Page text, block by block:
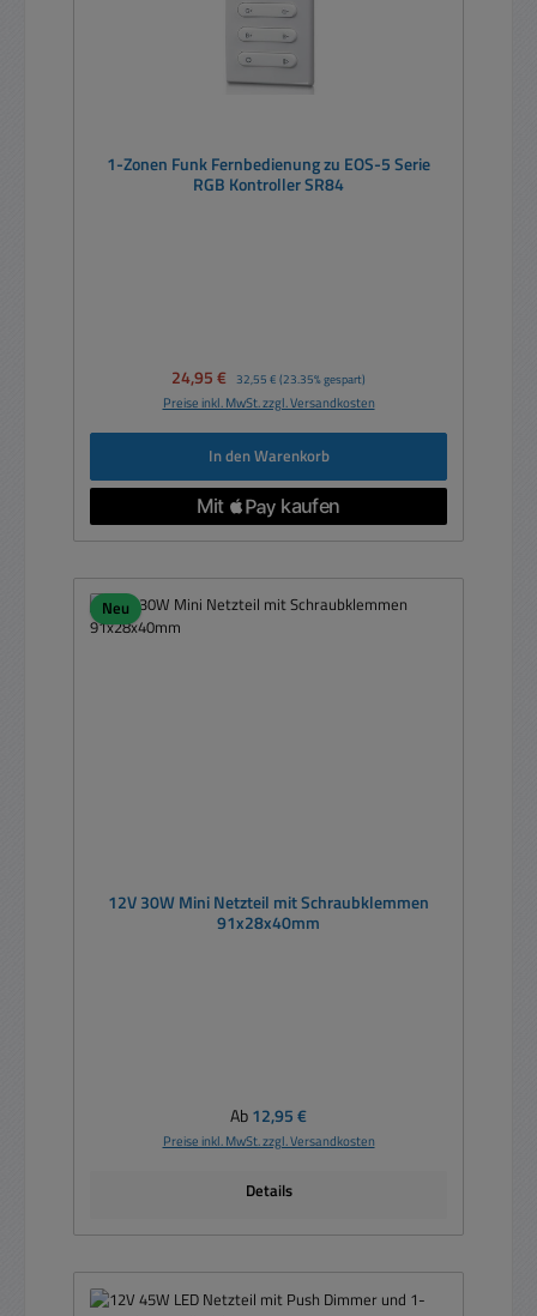
1-Zonen Funk Fernbedienung zu EOS-5 Serie
RGB Kontroller SR84
Verkaufspreis:
24,95 € Regulärer Preis:
32,55 € (23.35% gespart)
Preise inkl. MwSt. zzgl. Versandkosten
In den Warenkorb
Neu
12V 30W Mini Netzteil mit Schraubklemmen
91x28x40mm
Regulärer Preis:
Ab12,95 €
Preise inkl. MwSt. zzgl. Versandkosten
Details